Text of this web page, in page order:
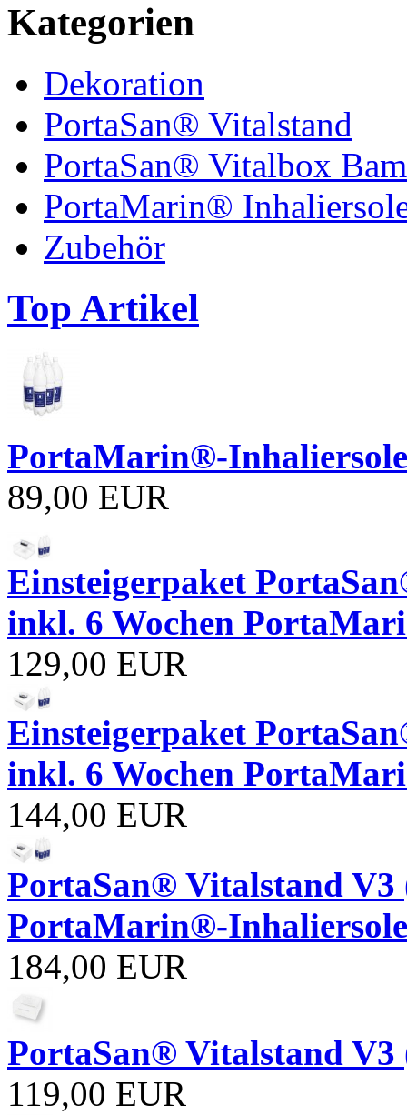
Kategorien
Dekoration
PortaSan® Vitalstand
PortaSan® Vitalbox
PortaMarin®
Zubehör
Top Artikel
PortaMarin®-
89,00 EUR
Einsteigerpaket
inkl. 6 Wochen
129,00 EUR
Einsteigerpaket
inkl. 6 Wochen
144,00 EUR
PortaSan® Vitalstand
PortaMarin®-
184,00 EUR
PortaSan® Vitalstand
119,00 EUR